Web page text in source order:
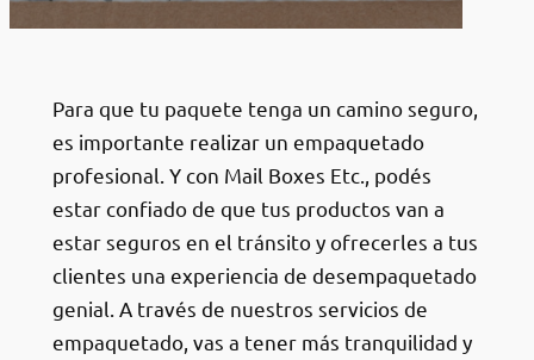
Para que tu paquete tenga un camino seguro,
es importante realizar un empaquetado
profesional. Y con Mail Boxes Etc., podés
estar confiado de que tus productos van a
estar seguros en el tránsito y ofrecerles a tus
clientes una experiencia de desempaquetado
genial. A través de nuestros servicios de
empaquetado, vas a tener más tranquilidad y